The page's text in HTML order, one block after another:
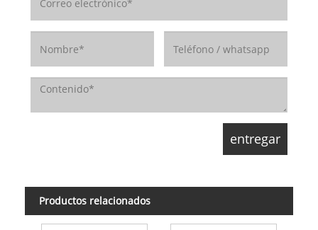
Productos relacionados